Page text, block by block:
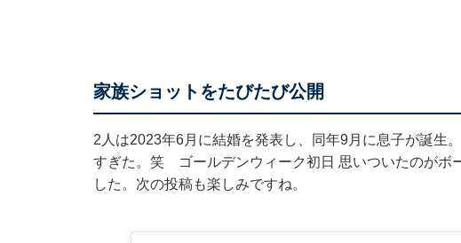
家族ショットをたびたび公開
2人は2023年6月に結婚を発表し、同年9月に息子が誕生
すぎた。笑 ゴールデンウィーク初日 思いついたのがボ
した。次の投稿も楽しみですね。